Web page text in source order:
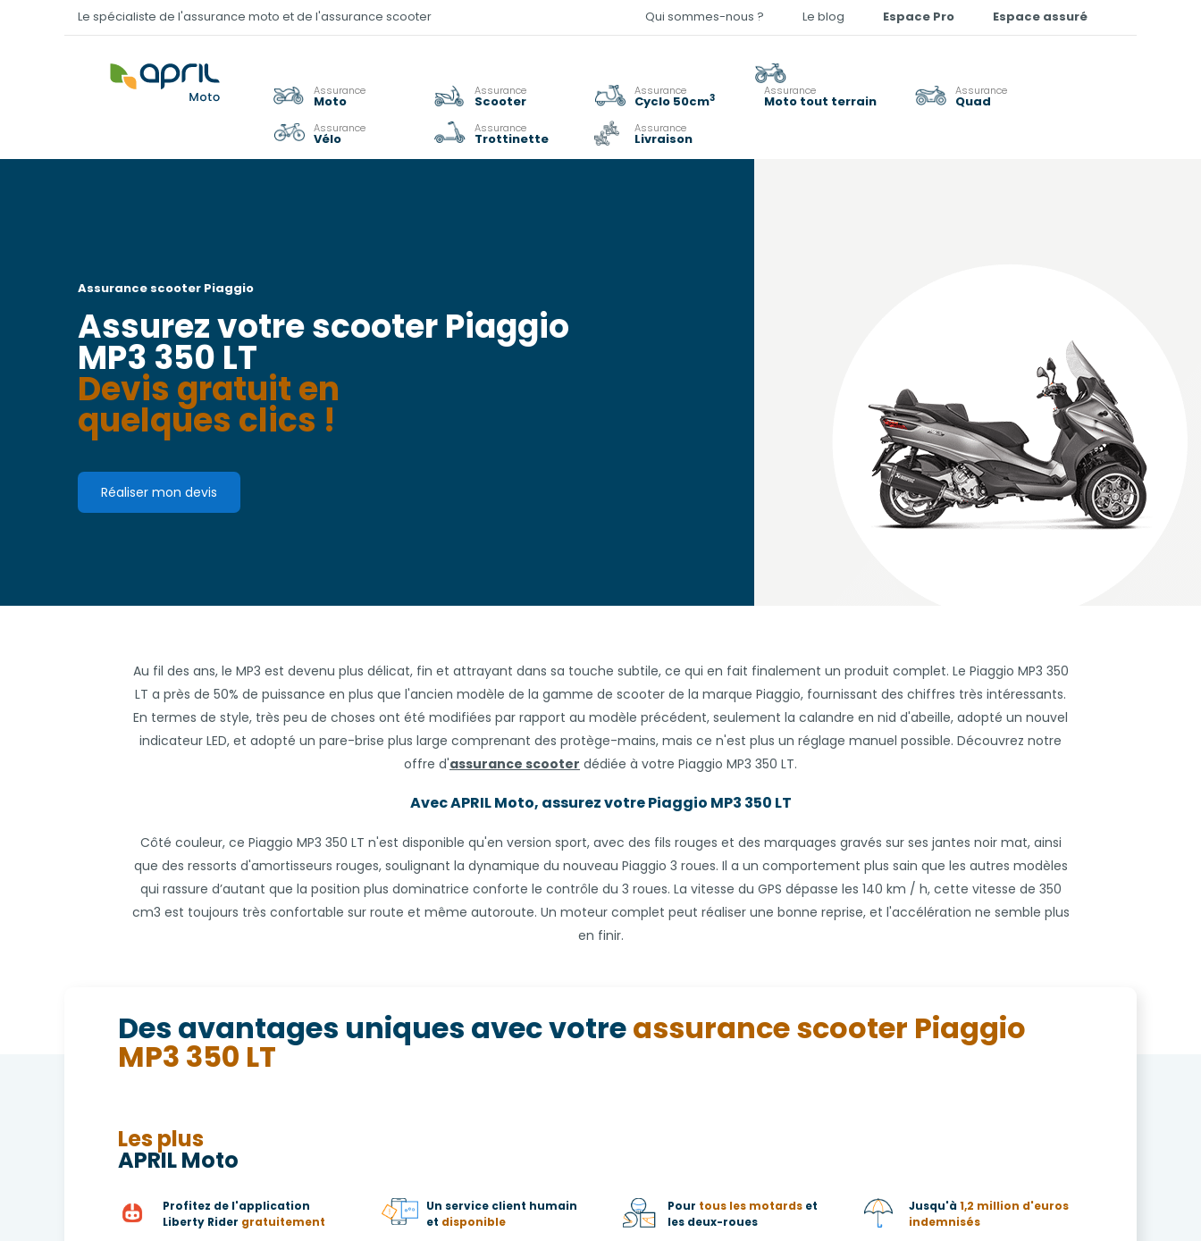
Le spécialiste de l'assurance moto et de l'assurance scooter Qui sommes-nous ? Le blog Espace Pro Espace assuré
Assurance
Moto
Assurance
Scooter
Assurance
Cyclo 50cm3
Assurance
Moto tout terrain
Assurance
Quad
Assurance
Vélo
Assurance
Trottinette
Assurance
Livraison
Assurance scooter Piaggio
Assurez votre scooter Piaggio
MP3 350 LT
Devis gratuit en
quelques clics !
Réaliser mon devis
Au fil des ans, le MP3 est devenu plus délicat, fin et attrayant dans sa touche subtile, ce qui en fait finalement un produit complet. Le Piaggio MP3 350
LT a près de 50% de puissance en plus que l'ancien modèle de la gamme de scooter de la marque Piaggio, fournissant des chiffres très intéressants.
En termes de style, très peu de choses ont été modifiées par rapport au modèle précédent, seulement la calandre en nid d'abeille, adopté un nouvel
indicateur LED, et adopté un pare-brise plus large comprenant des protège-mains, mais ce n'est plus un réglage manuel possible. Découvrez notre
offre d'assurance scooter dédiée à votre Piaggio MP3 350 LT.
Avec APRIL Moto, assurez votre Piaggio MP3 350 LT
Côté couleur, ce Piaggio MP3 350 LT n'est disponible qu'en version sport, avec des fils rouges et des marquages gravés sur ses jantes noir mat, ainsi
que des ressorts d'amortisseurs rouges, soulignant la dynamique du nouveau Piaggio 3 roues. Il a un comportement plus sain que les autres modèles
qui rassure d’autant que la position plus dominatrice conforte le contrôle du 3 roues. La vitesse du GPS dépasse les 140 km / h, cette vitesse de 350
cm3 est toujours très confortable sur route et même autoroute. Un moteur complet peut réaliser une bonne reprise, et l'accélération ne semble plus
en finir.
Des avantages uniques avec votreassurance scooter Piaggio
MP3 350 LT
Les plus
APRIL Moto
Profitez de l'application
Liberty Rider gratuitement
Un service client humain
et disponible
Pour tous les motards et
les deux-roues
Jusqu'à1,2 million d'euros
indemnisés